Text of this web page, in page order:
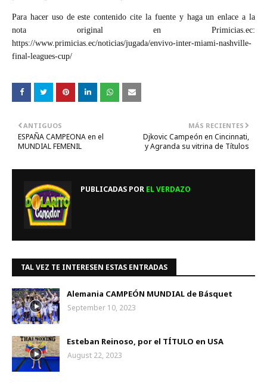
Para hacer uso de este contenido cite la fuente y haga un enlace a la
nota original en Primicias.ec:
https://www.primicias.ec/noticias/jugada/envivo-inter-miami-nashville-
final-leagues-cup/
MÁS RECIENTES
Djkovic Campeón en Cincinnati,
y Agranda su vitrina de Títulos
ANTIGUOS
ESPAÑA CAMPEONA en el
MUNDIAL FEMENIL
PUBLICADAS POR EL VERDAZO
TAL VEZ TE INTERESEN ESTAS ENTRADAS
Alemania CAMPEÓN MUNDIAL de Básquet
September 10, 2023
Esteban Reinoso, por el TÍTULO en USA
August 22, 2023